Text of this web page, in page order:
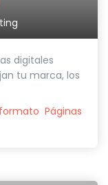
digitales
tu marca, los
Páginas